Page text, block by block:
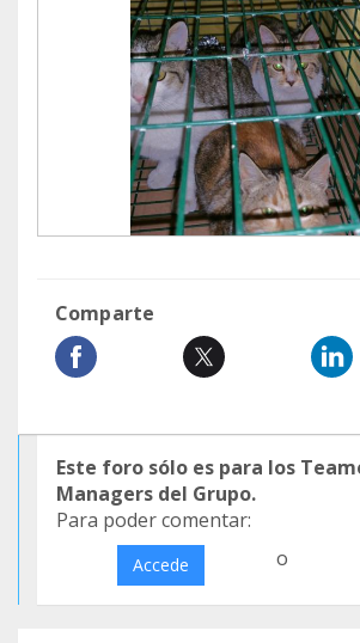
Comparte
Este foro sólo es para los
Managers del Grupo.
Para poder comentar:
Accede o